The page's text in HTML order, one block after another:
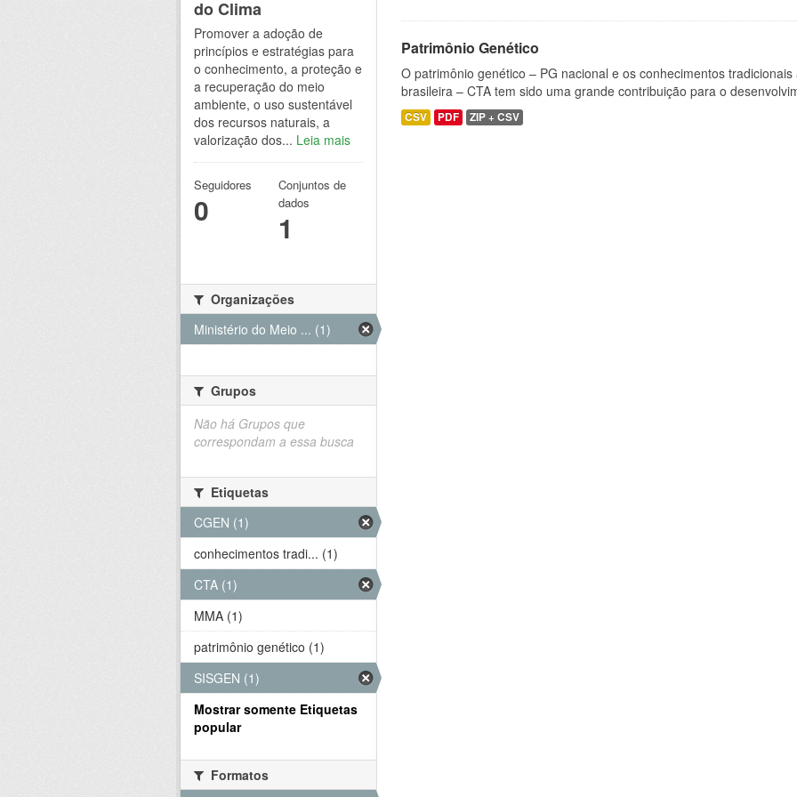
Patrimônio Genético
O patrimônio genético – PG nacional e os conhecimentos
brasileira – CTA tem sido uma grande contribuição para o
CSV PDF ZIP + CSV
do Clima
Promover a adoção de
princípios e estratégias para
o conhecimento, a proteção e
a recuperação do meio
ambiente, o uso sustentável
dos recursos naturais, a
valorização dos... Leia mais
Seguidores
0
Conjuntos de
dados
1
Organizações
Ministério do Meio ... (1)
Grupos
Não há Grupos que
correspondam a essa busca
Etiquetas
CGEN (1)
conhecimentos tradi... (1)
CTA (1)
MMA (1)
patrimônio genético (1)
SISGEN (1)
Mostrar somente Etiquetas
popular
Formatos